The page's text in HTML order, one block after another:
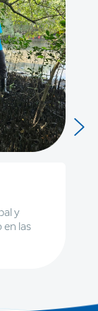
y
en las